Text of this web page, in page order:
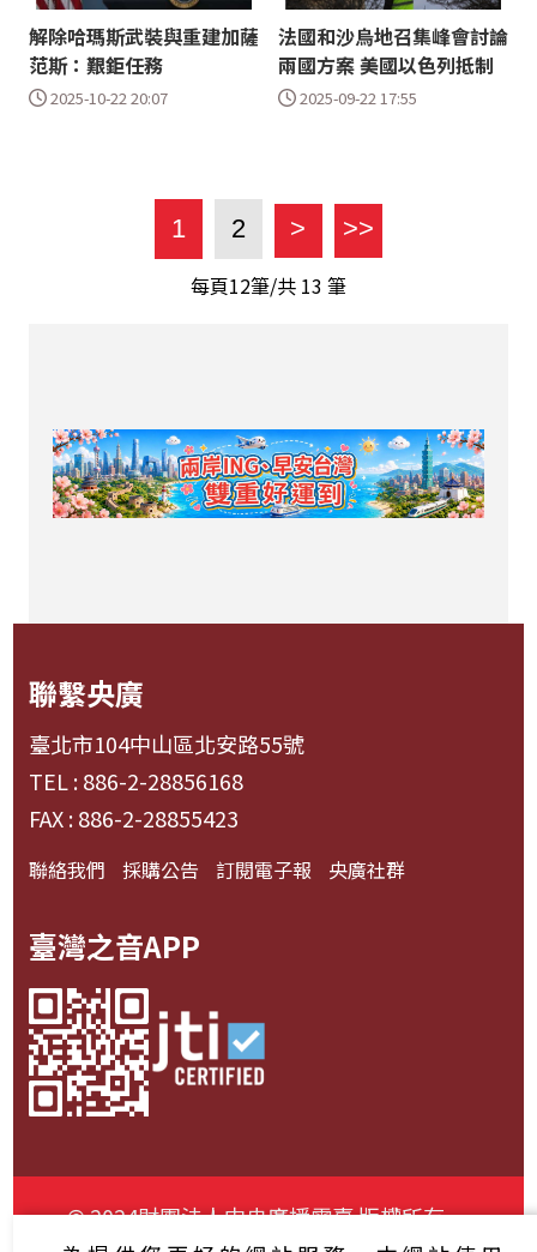
解除哈瑪斯武裝與重建加薩
范斯：艱鉅任務
2025-10-22 20:07
法國和沙烏地召集峰會討論
兩國方案 美國以色列抵制
2025-09-22 17:55
1 2 > >>
每頁12筆/共 13 筆
聯繫央廣
臺北市104中山區北安路55號
TEL : 886-2-28856168
FAX : 886-2-28855423
聯絡我們 採購公告 訂閱電子報 央廣社群
臺灣之音APP
© 2024財團法人中央廣播電臺 版權所有